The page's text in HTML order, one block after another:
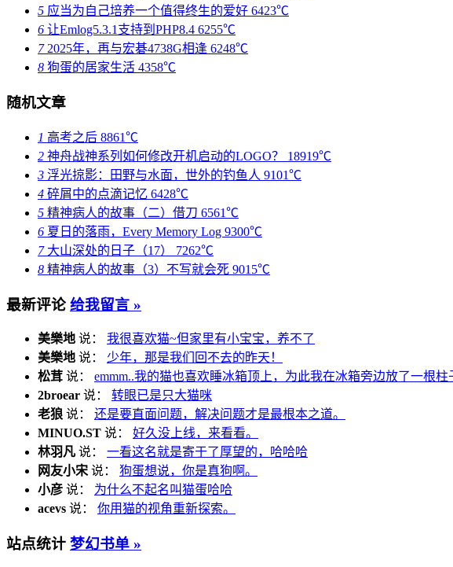
5 应当为自己培养一个值得终生的爱好 6423℃
6 让Emlog5.3.1支持到PHP8.4 6255℃
72025年，再与宏碁4738G相逢 6248℃
8 狗蛋的居家生活 4358℃
随机文章
1 高考之后 8861℃
2 神舟战神系列如何修改开机启动的LOGO？ 18919℃
3 浮光掠影：田野与水面，世外的钓鱼人 9101℃
4 碎屑中的点滴记忆 6428℃
5 精神病人的故事（二）借刀 6561℃
6 夏日的落雨，Every Memory Log 9300℃
7大山深处的日子（17） 7262℃
8 精神病人的故事（3）不写就会死 9015℃
最新评论 给我留言 »
美樂地 说： 我很喜欢猫~但家里有小宝宝，养不了
美樂地 说： 少年，那是我们回不去的昨天！
松茸 说： emmm..我的猫也喜欢睡冰箱顶上，为此我在冰箱旁边放了一根
2broear 说： 转眼已是只大猫咪
老狼 说： 还是要直面问题，解决问题才是最根本之道。
MINUO.ST 说： 好久没上线，来看看。
林羽凡 说： 一看这名就是寄于了厚望的，哈哈哈
网友小宋 说： 狗蛋想说，你是真狗啊。
小彦 说： 为什么不起名叫猫蛋哈哈
acevs 说： 你用猫的视角重新探索。
站点统计 梦幻书单 »